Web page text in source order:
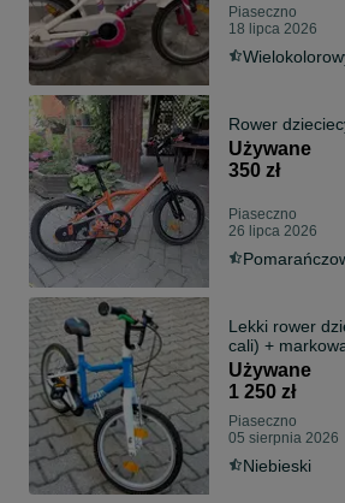
Piaseczno
18 lipca 2026
Rower
Używane
350 zł
Piaseczno
26 lipca 2026
Lekki rower
cali) +
Używane
1 250 zł
Piaseczno
05 sierpnia 2026
Niebieski